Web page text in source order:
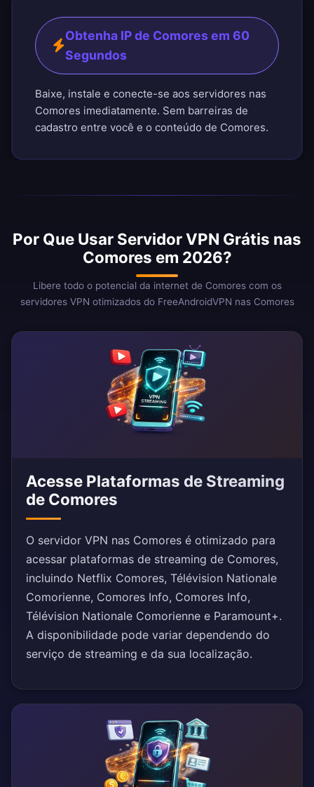
Obtenha IP de Comores em 60
Segundos
Baixe, instale e conecte-se aos servidores nas
Comores imediatamente. Sem barreiras de
cadastro entre você e o conteúdo de Comores.
Por Que Usar Servidor VPN Grátis nas
Comores em 2026?
Libere todo o potencial da internet de Comores com os
servidores VPN otimizados do FreeAndroidVPN nas Comores
Acesse Plataformas de Streaming
de Comores
O servidor VPN nas Comores é otimizado para
acessar plataformas de streaming de Comores,
incluindo Netflix Comores, Télévision Nationale
Comorienne, Comores Info, Comores Info,
Télévision Nationale Comorienne e Paramount+.
A disponibilidade pode variar dependendo do
serviço de streaming e da sua localização.